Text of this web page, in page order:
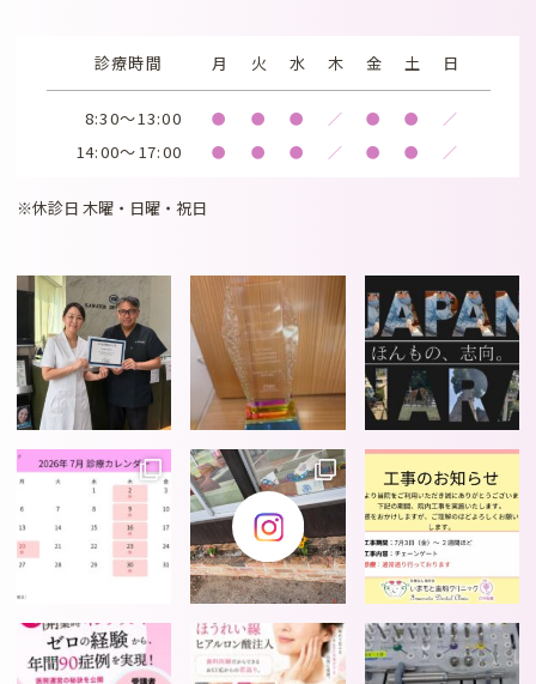
診療時間 月 火 水 木 金 土 日
8:30～13:00 ● ● ● ／ ● ● ／
14:00～17:00 ● ● ● ／ ● ● ／
※休診日 木曜・日曜・祝日